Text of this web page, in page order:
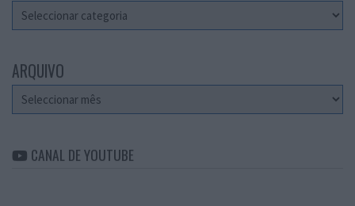
Categorias
ARQUIVO
Arquivo
CANAL DE YOUTUBE